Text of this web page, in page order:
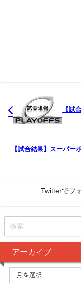
【試
【試合結果】スーパー
Twitterでフ
アーカイブ